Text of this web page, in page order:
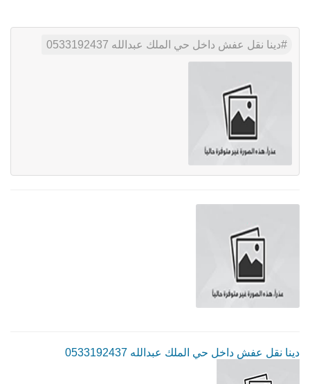
دينا نقل عفش داخل حي الملك عبدالله 0533192437
دينا نقل عفش داخل حي الملك عبدالله 0533192437